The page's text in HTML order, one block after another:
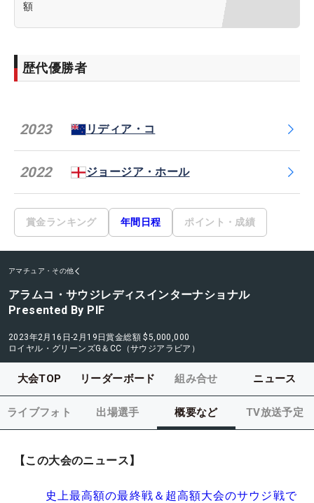
額
歴代優勝者
2023 リディア・コ
2022 ジョージア・ホール
賞金ランキング 年間日程 ポイント・成績
アマチュア・その他
アラムコ・サウジレディスインターナショナル
Presented By PIF
2023年2月16日-2月19日賞金総額 $5,000,000
ロイヤル・グリーンズG＆CC（サウジアラビア）
大会TOP リーダーボード 組み合せ ニュース
ライブフォト 出場選手 概要など TV放送予定
【この大会のニュース】
史上最高額の最終戦＆超高額大会のサウジ戦で